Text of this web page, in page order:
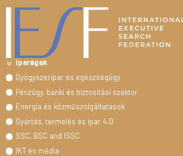
Iparágak
Gyógyszeripar és egészségügy
Pénzügy, banki és biztosítási szektor
Energia és közműszolgáltatások
Gyártás, termelés és ipar 4.0
SSC, BSC and ISSC
IKT és média